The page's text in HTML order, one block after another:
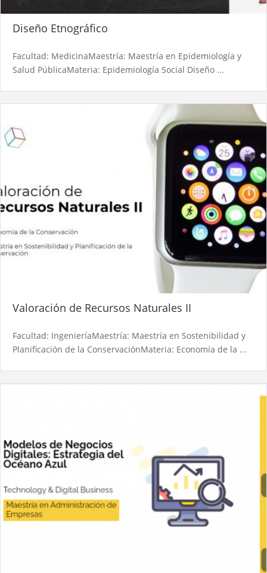
Diseño Etnográfico
Facultad: MedicinaMaestría: Maestría en Epidemiología y
Salud PúblicaMateria: Epidemiología Social Diseño ...
Valoración de Recursos Naturales II
Facultad: IngenieríaMaestría: Maestría en Sostenibilidad y
Planificación de la ConservaciónMateria: Economía de la ...